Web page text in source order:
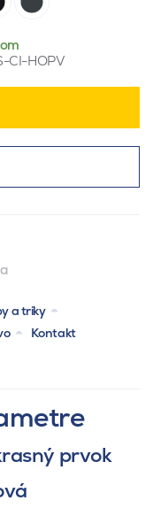
CI-HOPV
a triky
Kontakt
prvok